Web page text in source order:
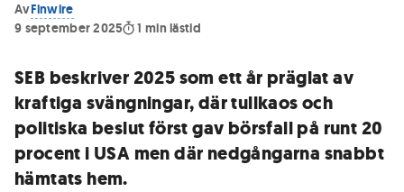
AvFinwire
9 september 2025
1 min lästid
SEB beskriver 2025 som ett år präglat av
kraftiga svängningar, där tullkaos och
politiska beslut först gav börsfall på runt 20
procent i USA men där nedgångarna snabbt
hämtats hem.